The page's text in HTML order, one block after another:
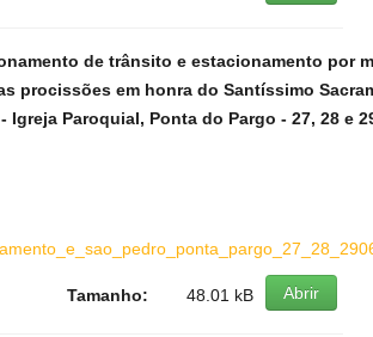
de trânsito e estacionamento por
procissões em honra do Santíssimo
Igreja Paroquial, Ponta do Pargo - 27, 28 e
Abrir
Tamanho: 48.01 kB